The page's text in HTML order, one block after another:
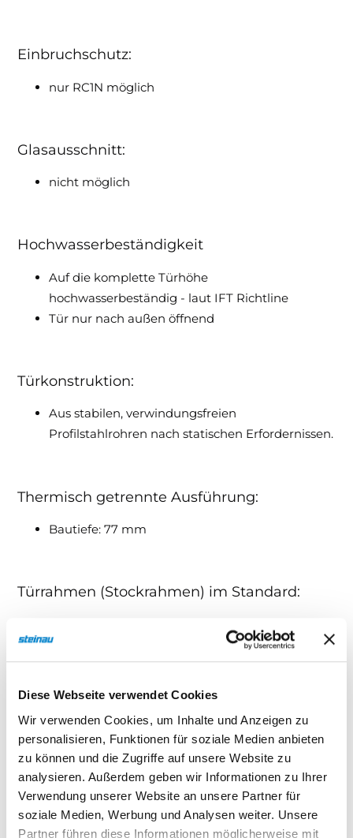
Diese Webseite verwendet Cookies
Wir verwenden Cookies, um Inhalte und Anzeigen zu
personalisieren, Funktionen für soziale Medien anbieten
zu können und die Zugriffe auf unsere Website zu
analysieren. Außerdem geben wir Informationen zu Ihrer
Verwendung unserer Website an unsere Partner für
soziale Medien, Werbung und Analysen weiter. Unsere
Partner führen diese Informationen möglicherweise mit
Einbruchschutz:
nur RC1N möglich
Glasausschnitt:
nicht möglich
Hochwasserbeständigkeit
Auf die komplette Türhöhe
hochwasserbeständig - laut IFT Richtline
Tür nur nach außen öffnend
Türkonstruktion:
Aus stabilen, verwindungsfreien
Profilstahlrohren nach statischen Erfordernissen.
Thermisch getrennte Ausführung:
Bautiefe: 77 mm
Türrahmen (Stockrahmen) im Standard:
Schlossseite: 50 mm (50 x 70 mm)
Oben: 70 mm (70 x 70 mm)
Mögliche Einbauarten:
Zwischen Leibung
Zwischen Leibung